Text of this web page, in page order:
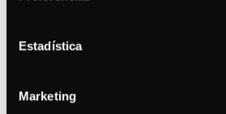
Estadística
Marketing
PECHUGA DE POLLO BROSTER
TOMATE